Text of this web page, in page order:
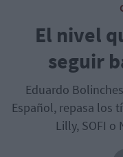
El nivel
seguir
Eduardo
Español, repasa los
Lilly, SOFI